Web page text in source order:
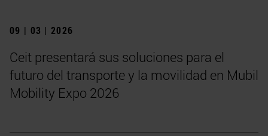
09 | 03 | 2026
Ceit presentará sus soluciones para el
futuro del transporte y la movilidad en Mubil
Mobility Expo 2026